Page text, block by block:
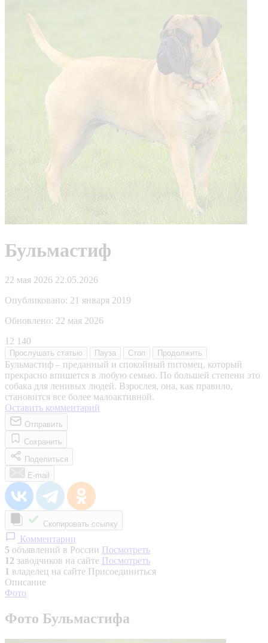
Бульмастиф
22 мая 2026 22.05.2026
Опубликовано: 21 января 2019
Обновлено: 22 мая 2026
12 140
Прослушать статью Пауза Стоп Продолжить
Бульмастиф – преданный и спокойный питомец, который
прекрасно впишется в любую семью. По большей степени это
собака для ленивых людей. Взрослея, она, как правило,
становится все более малоактивной.
Оставить комментарий
Отправить
Сохранить
Поделиться
E-mail
Скопировать ссылку
Комментарии
5 объявлений в России Посмотреть
12 заводчиков на сайте Посмотреть
1 владелец на сайте Присоединиться
Описание
Фото
Фото Бульмастифа